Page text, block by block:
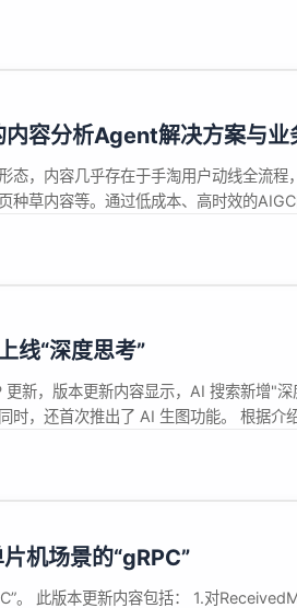
插件更新再次被正确检测和处理。 [IJPL-
内容分析Agent解决方案与业
态，内容几乎存在于手淘用户动线全流程
种草内容等。通过低成本、高时效的
问题，通过源源不断的低成本供给倒推消
线“深度思考”
更新，版本更新内容显示，AI 搜索新增"
时，还首次推出了 AI 生图功能。 根据介
需求和深层意图。针对用户的个性化和复
机场景的“gRPC”
。 此版本更新内容包括： 1.对